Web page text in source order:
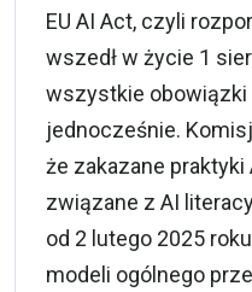
EU AI Act, czyli
wszedł w życie 1
wszystkie obowiązki
jednocześnie.
że zakazane
związane z AI
od 2 lutego 2025
modeli ogólnego